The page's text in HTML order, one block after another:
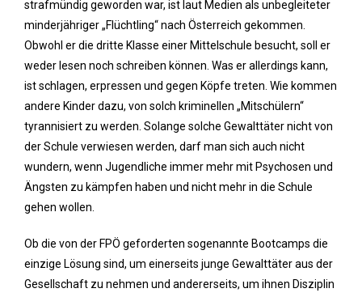
strafmündig geworden war, ist laut Medien als unbegleiteter
minderjähriger „Flüchtling“ nach Österreich gekommen.
Obwohl er die dritte Klasse einer Mittelschule besucht, soll er
weder lesen noch schreiben können. Was er allerdings kann,
ist schlagen, erpressen und gegen Köpfe treten. Wie kommen
andere Kinder dazu, von solch kriminellen „Mitschülern“
tyrannisiert zu werden. Solange solche Gewalttäter nicht von
der Schule verwiesen werden, darf man sich auch nicht
wundern, wenn Jugendliche immer mehr mit Psychosen und
Ängsten zu kämpfen haben und nicht mehr in die Schule
gehen wollen.
Ob die von der FPÖ geforderten sogenannte Bootcamps die
einzige Lösung sind, um einerseits junge Gewalttäter aus der
Gesellschaft zu nehmen und andererseits, um ihnen Disziplin